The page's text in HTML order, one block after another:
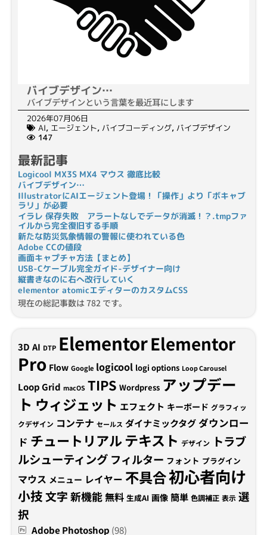
バイブデザイン…
バイブデザインという言葉を最近耳にします
2026年07月06日
AI, エージェント, バイブコーディング, バイブデザイン
147
最新記事
Logicool MX3S MX4 マウス 徹底比較
バイブデザイン…
IllustratorにAIエージェント登場！「操作」より「ボキャブ
ラリ」が必要
イラレ 保存失敗 アラートなしでデータが消滅！？.tmpファ
イルから完全復旧する手順
新たな防災気象情報の警報に使われている色
Adobe CCの値段
画面キャプチャ方法【まとめ】
USB-Cケーブル完全ガイド-デザイナー向け
縦書きなのに右へ改行していく
elementor atomicエディターのカスタムCSS
現在の総記事数は 782 です。
3D AI DTP ElementorElementor
Pro Flow Google logicool logi options Loop Carousel
Loop Grid macOS TIPS Wordpress アップデー
ト ウィジェット エフェクト キーボード グラフィッ
クデザイン コンテナ セールス ダイナミックタグダウンロー
ド チュートリアルテキスト デザイン トラブ
ルシューティング フィルター フォント プラグイン
マウス メニュー レイヤー 不具合初心者向け
小技文字新機能無料 生成AI 画像 簡単 色調補正 表示 選
択
Adobe Photoshop (98)